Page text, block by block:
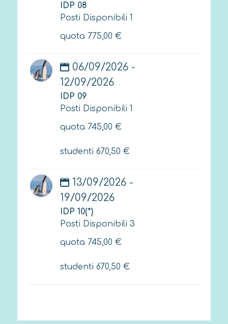
IDP 08
Posti Disponibili 1
quota 775,00 €
06/09/2026 -
12/09/2026
IDP 09
Posti Disponibili 1
quota 745,00 €
studenti 670,50 €
13/09/2026 -
19/09/2026
IDP 10(*)
Posti Disponibili 3
quota 745,00 €
studenti 670,50 €